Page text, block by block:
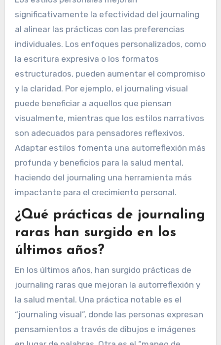
¿Cómo influyen los estilos
personales en la efectividad
del journaling?
Los estilos personales mejoran
significativamente la efectividad del journaling
al alinear las prácticas con las preferencias
individuales. Los enfoques personalizados, como
la escritura expresiva o los formatos
estructurados, pueden aumentar el compromiso
y la claridad. Por ejemplo, el journaling visual
puede beneficiar a aquellos que piensan
son adecuados para pensadores reflexivos.
Adaptar estilos fomenta una autorreflexión más
profunda y beneficios para la salud mental,
impactante para el crecimiento personal.
¿Qué prácticas de journaling
raras han surgido en los
últimos años?